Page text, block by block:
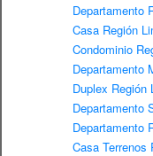
Departamento
Casa Región
Condominio
Departamento
Duplex Región
Departamento
Departamento
Casa Terrenos